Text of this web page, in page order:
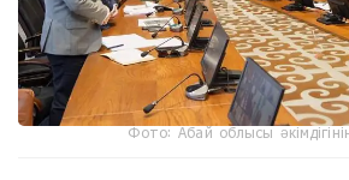
Фото: Абай облысы